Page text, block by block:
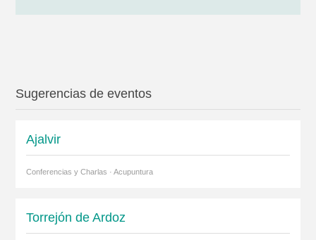
Sugerencias de eventos
Ajalvir
Conferencias y Charlas · Acupuntura
Torrejón de Ardoz